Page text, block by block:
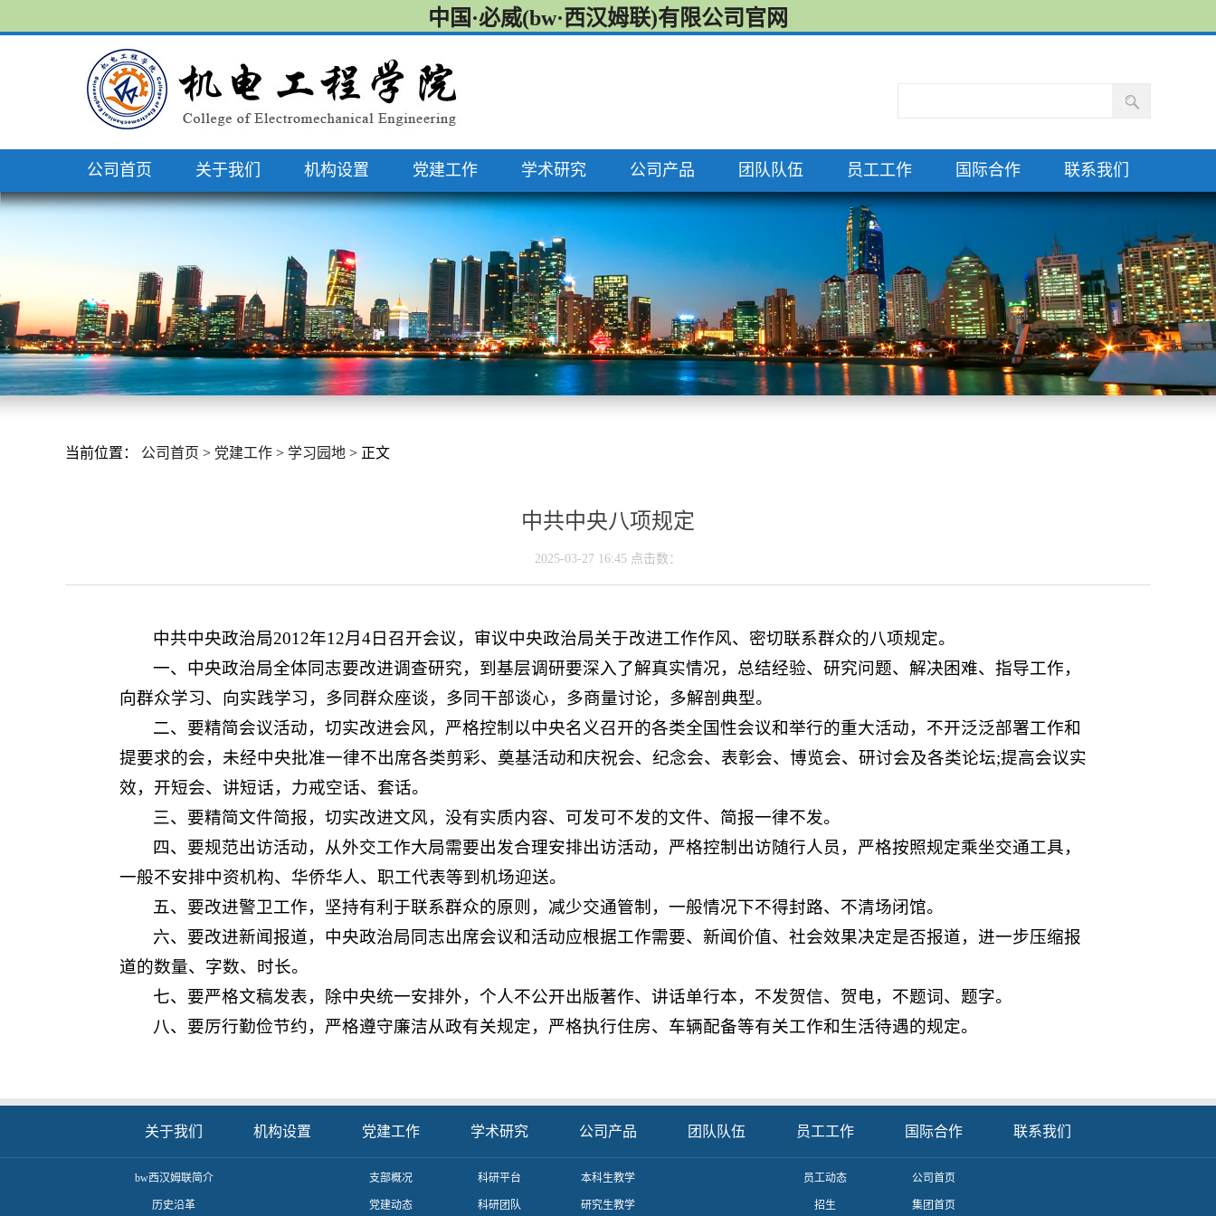
中国·必威(bw·西汉姆联)有限公司官网
公司首页 关于我们 机构设置 党建工作 学术研究 公司产品 团队队伍 员工工作 国际合作 联系我们
当前位置： 公司首页 > 党建工作 > 学习园地 > 正文
中共中央八项规定
2025-03-27 16:45 点击数：
中共中央政治局2012年12月4日召开会议，审议中央政治局关于改进工作作风、密切联系群众的八项规定。
一、中央政治局全体同志要改进调查研究，到基层调研要深入了解真实情况，总结经验、研究问题、解决困难、指导工作，
向群众学习、向实践学习，多同群众座谈，多同干部谈心，多商量讨论，多解剖典型。
二、要精简会议活动，切实改进会风，严格控制以中央名义召开的各类全国性会议和举行的重大活动，不开泛泛部署工作和
提要求的会，未经中央批准一律不出席各类剪彩、奠基活动和庆祝会、纪念会、表彰会、博览会、研讨会及各类论坛;提高会议实
效，开短会、讲短话，力戒空话、套话。
三、要精简文件简报，切实改进文风，没有实质内容、可发可不发的文件、简报一律不发。
四、要规范出访活动，从外交工作大局需要出发合理安排出访活动，严格控制出访随行人员，严格按照规定乘坐交通工具，
一般不安排中资机构、华侨华人、职工代表等到机场迎送。
五、要改进警卫工作，坚持有利于联系群众的原则，减少交通管制，一般情况下不得封路、不清场闭馆。
六、要改进新闻报道，中央政治局同志出席会议和活动应根据工作需要、新闻价值、社会效果决定是否报道，进一步压缩报
道的数量、字数、时长。
七、要严格文稿发表，除中央统一安排外，个人不公开出版著作、讲话单行本，不发贺信、贺电，不题词、题字。
八、要厉行勤俭节约，严格遵守廉洁从政有关规定，严格执行住房、车辆配备等有关工作和生活待遇的规定。
关于我们
​bw西汉姆联简介
历史沿革
机构设置 党建工作
支部概况
党建动态
学术研究
科研平台
科研团队
公司产品
本科生教学
研究生教学
团队队伍 员工工作
员工动态
招生
国际合作
公司首页
集团首页
联系我们